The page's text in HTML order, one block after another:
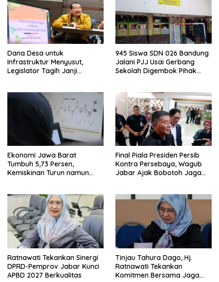
Dana Desa untuk
Infrastruktur Menyusut,
Legislator Tagih Janji
945 Siswa SDN 026 Bandung
Jalani PJJ Usai Gerbang
Sekolah Digembok Pihak
Ekonomi Jawa Barat
Tumbuh 5,73 Persen,
Kemiskinan Turun namun
Final Piala Presiden Persib
Kontra Persebaya, Wagub
Jabar Ajak Bobotoh Jaga
Ratnawati Tekankan Sinergi
DPRD-Pemprov Jabar Kunci
APBD 2027 Berkualitas
Tinjau Tahura Dago, Hj.
Ratnawati Tekankan
Komitmen Bersama Jaga